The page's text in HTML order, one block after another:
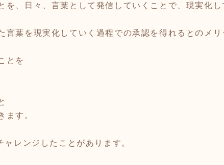
を、日々、言葉として発信していくことで、現実化
言葉を現実化していく過程での承認を得れるとのメリ
とを
ます。
レンジしたことがあります。